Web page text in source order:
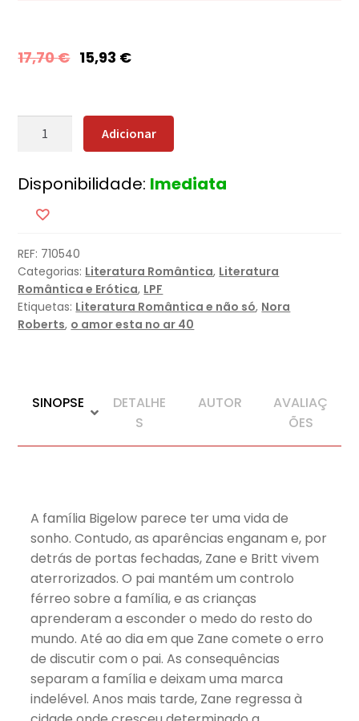
17,70€ 15,93 €
Quantidade
Perfeitas
Adicionar
Disponibilidade: Imediata
REF: 710540
Categorias: Literatura Romântica, Literatura
Romântica e Erótica, LPF
Etiquetas: Literatura Romântica e não só, Nora
Roberts, o amor esta no ar 40
SINOPSE
DETALHE
S
AUTOR
AVALIAÇ
ÕES
A família Bigelow parece ter uma vida de
sonho. Contudo, as aparências enganam e, por
detrás de portas fechadas, Zane e Britt vivem
aterrorizados. O pai mantém um controlo
férreo sobre a família, e as crianças
aprenderam a esconder o medo do resto do
mundo. Até ao dia em que Zane comete o erro
de discutir com o pai. As consequências
separam a família e deixam uma marca
indelével. Anos mais tarde, Zane regressa à